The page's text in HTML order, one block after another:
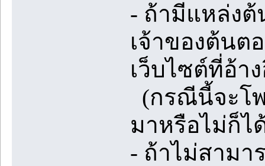
- ถ้ามีแหล่ง
เจ้าของต้น
เว็บไซต์ที่อ้า
(กรณีนี้จะโ
มาหรือไม่ก็ไ
- ถ้าไม่สามา